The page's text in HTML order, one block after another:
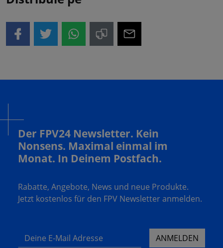
Der FPV24 Newsletter. Kein
Nonsens. Maximal einmal im
Monat. In Deinem Postfach.
Rabatte, Angebote, News und neue Produkte.
Jetzt kostenlos für den FPV Newsletter anmelden.
Deine E-Mail Adresse ANMELDEN